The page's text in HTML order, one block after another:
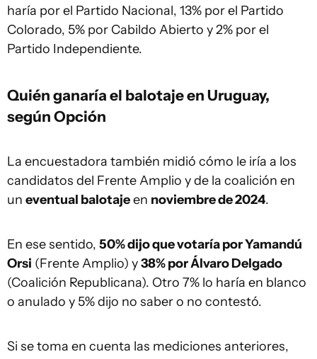
haría por el Partido Nacional, 13% por el Partido
Colorado, 5% por Cabildo Abierto y 2% por el
Partido Independiente.
Quién ganaría el balotaje en Uruguay,
según Opción
La encuestadora también midió cómo le iría a los
candidatos del Frente Amplio y de la coalición en
un eventual balotajeen noviembre de 2024.
En ese sentido, 50% dijo que votaría por Yamandú
Orsi (Frente Amplio) y38% por Álvaro Delgado
(Coalición Republicana). Otro 7% lo haría en blanco
o anulado y 5% dijo no saber o no contestó.
Si se toma en cuenta las mediciones anteriores,